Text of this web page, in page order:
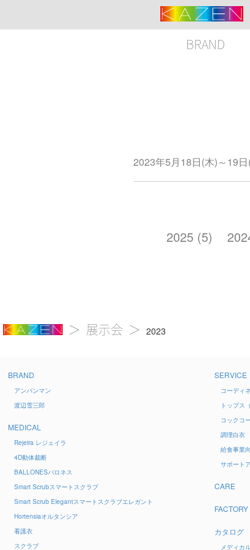
BRAND
2023年5月18日(木)～19日
2025 (5)
展示会 2023
BRAND
アンパンマン
渡辺雪三郎
MEDICAL
Rejeira レジェイラ
4D動体裁断
BALLONESバロネス
Smart Scrubスマートスクラブ
Smart Scrub Elegantスマートスクラブエレガント
Hortensiaオルタンシア
看護衣
スクラブ
SERVICE
コーディ
トップス
コックコ
調理白衣
給食事業
サポート
CARE
FACTORY
カタログ
メディカ